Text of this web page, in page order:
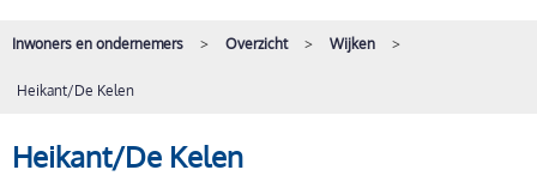
Inwoners en ondernemers Overzicht Wijken
Heikant/De Kelen
Heikant/De Kelen